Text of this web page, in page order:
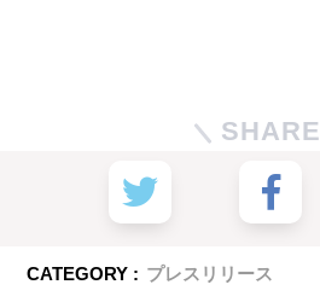
SHARE
CATEGORY : プレスリリース